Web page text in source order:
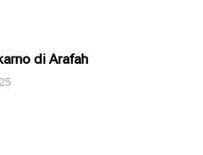
di Arafah